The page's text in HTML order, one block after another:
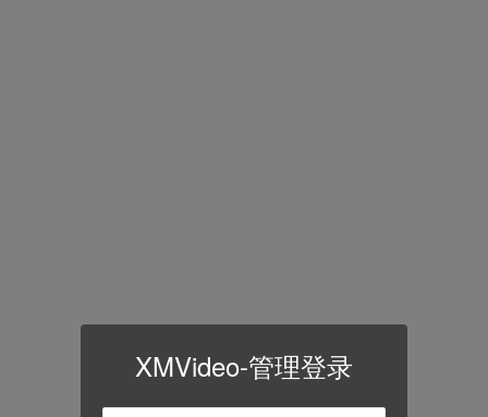
XMVideo-管理登录